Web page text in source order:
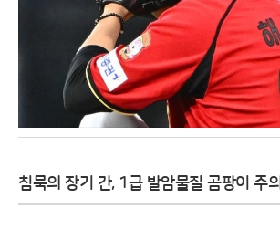
침묵의 장기 간, 1급 발암물질 곰팡이 주의